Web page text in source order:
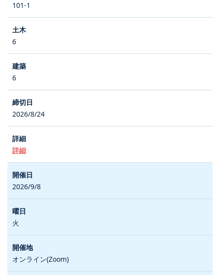
101-1
6
6
2026/8/24
詳細
2026/9/8
火
オンライン(Zoom)